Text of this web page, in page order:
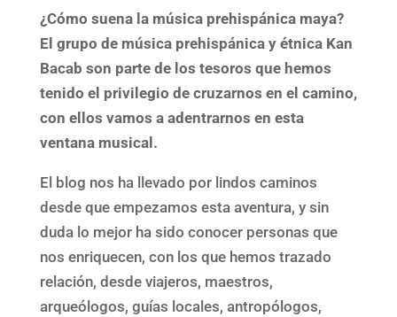
¿Cómo suena la música prehispánica maya?
El grupo de música prehispánica y étnica Kan
Bacab son parte de los tesoros que hemos
tenido el privilegio de cruzarnos en el camino,
con ellos vamos a adentrarnos en esta
ventana musical.
El blog nos ha llevado por lindos caminos
desde que empezamos esta aventura, y sin
duda lo mejor ha sido conocer personas que
nos enriquecen, con los que hemos trazado
relación, desde viajeros, maestros,
arqueólogos, guías locales, antropólogos,